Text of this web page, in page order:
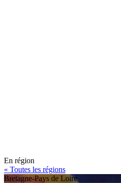
En région
« Toutes les régions
Bretagne-Pays de Loire